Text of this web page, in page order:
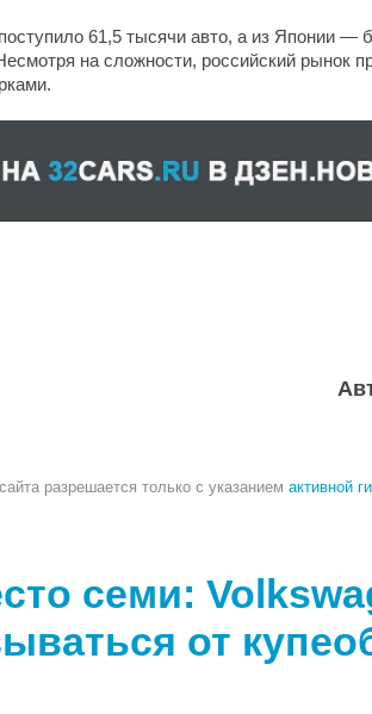
61,5 тысячи авто, а из Японии —
на сложности, российский рынок
разрешается только с указанием активной
семи:
от